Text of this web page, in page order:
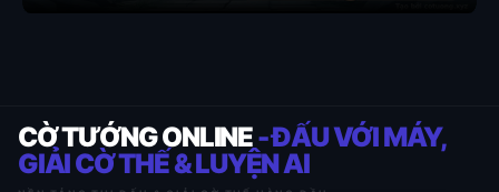
CỜ TƯỚNG ONLINE- ĐẤU VỚI MÁY,
GIẢI CỜ THẾ & LUYỆN AI